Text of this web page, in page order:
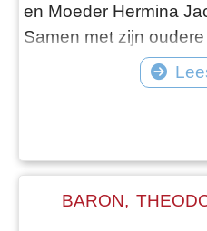
en Moeder Hermina
Samen met zijn
broer Jacobus “Koos”
broers Christoffel en
Nederlands Hervormd
BARON,